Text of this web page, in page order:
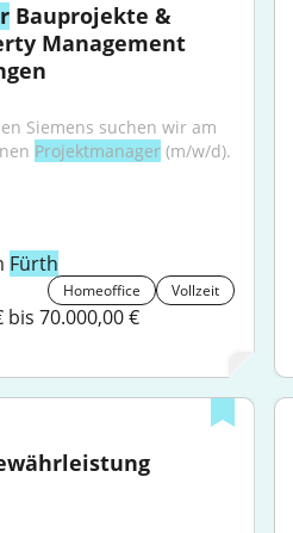
Bauprojekte &
Management
Siemens suchen wir am
Projektmanager (m/w/d).
Fürth
Homeoffice Vollzeit
bis 70.000,00 €